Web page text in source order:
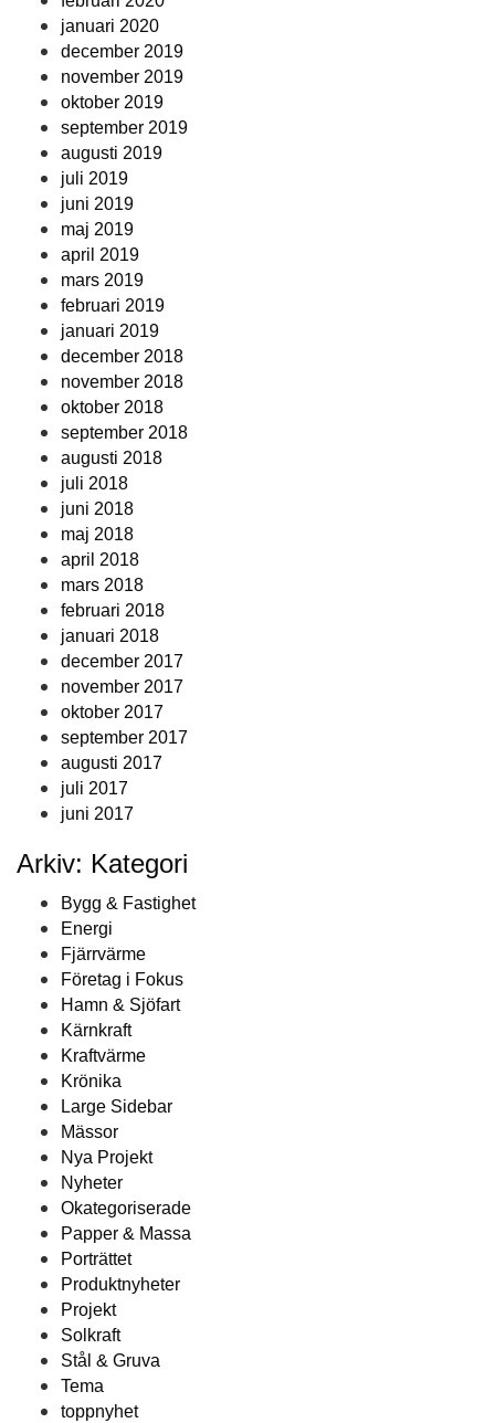
januari 2020
december 2019
november 2019
oktober 2019
september 2019
augusti 2019
juli 2019
juni 2019
maj 2019
april 2019
mars 2019
februari 2019
januari 2019
december 2018
november 2018
oktober 2018
september 2018
augusti 2018
juli 2018
juni 2018
maj 2018
april 2018
mars 2018
februari 2018
januari 2018
december 2017
november 2017
oktober 2017
september 2017
augusti 2017
juli 2017
juni 2017
Arkiv: Kategori
Bygg & Fastighet
Energi
Fjärrvärme
Företag i Fokus
Hamn & Sjöfart
Kärnkraft
Kraftvärme
Krönika
Large Sidebar
Mässor
Nya Projekt
Nyheter
Okategoriserade
Papper & Massa
Porträttet
Produktnyheter
Projekt
Solkraft
Stål & Gruva
Tema
toppnyhet